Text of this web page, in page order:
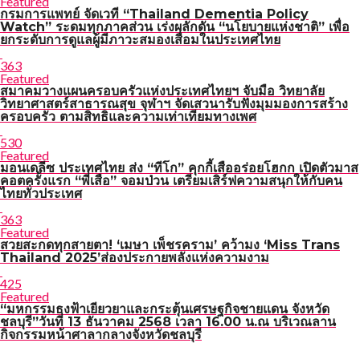
กรมการแพทย์ จัดเวที “Thailand Dementia Policy
Watch” ระดมทุกภาคส่วน เร่งผลักดัน “นโยบายแห่งชาติ” เพื่อ
ยกระดับการดูแลผู้มีภาวะสมองเสื่อมในประเทศไทย
363
Featured
สมาคมวางแผนครอบครัวแห่งประเทศไทยฯ จับมือ วิทยาลัย
วิทยาศาสตร์สาธารณสุข จุฬาฯ จัดเสวนารับฟังมุมมองการสร้าง
ครอบครัว ตามสิทธิและความเท่าเทียมทางเพศ
530
Featured
มอนเดลีซ ประเทศไทย ส่ง “ทีโก” คุกกี้เสืออร่อยโฮกก เปิดตัวมาส
คอตครั้งแรก “พี่เสือ” จอมป่วน เตรียมเสิร์ฟความสนุกให้กับคน
ไทยทั่วประเทศ
363
Featured
สวยสะกดทุกสายตา! ‘เมษา เพ็ชรคราม’ คว้ามง ‘Miss Trans
Thailand 2025’ส่องประกายพลังแห่งความงาม
425
Featured
“มหกรรมธงฟ้าเยียวยาและกระตุ้นเศรษฐกิจชายแดน จังหวัด
ชลบุรี”วันที่ 13 ธันวาคม 2568 เวลา 16.00 น.ณ บริเวณลาน
กิจกรรมหน้าศาลากลางจังหวัดชลบุรี